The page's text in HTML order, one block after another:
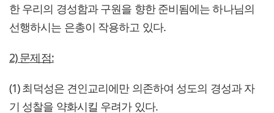
한 우리의 경성함과 구원을 향한 준비됨에는 하나님의
선행하시는 은총이 작용하고 있다.
2) 문제점:
(1) 최덕성은 견인교리에만 의존하여 성도의 경성과 자
기 성찰을 약화시킬 우려가 있다.